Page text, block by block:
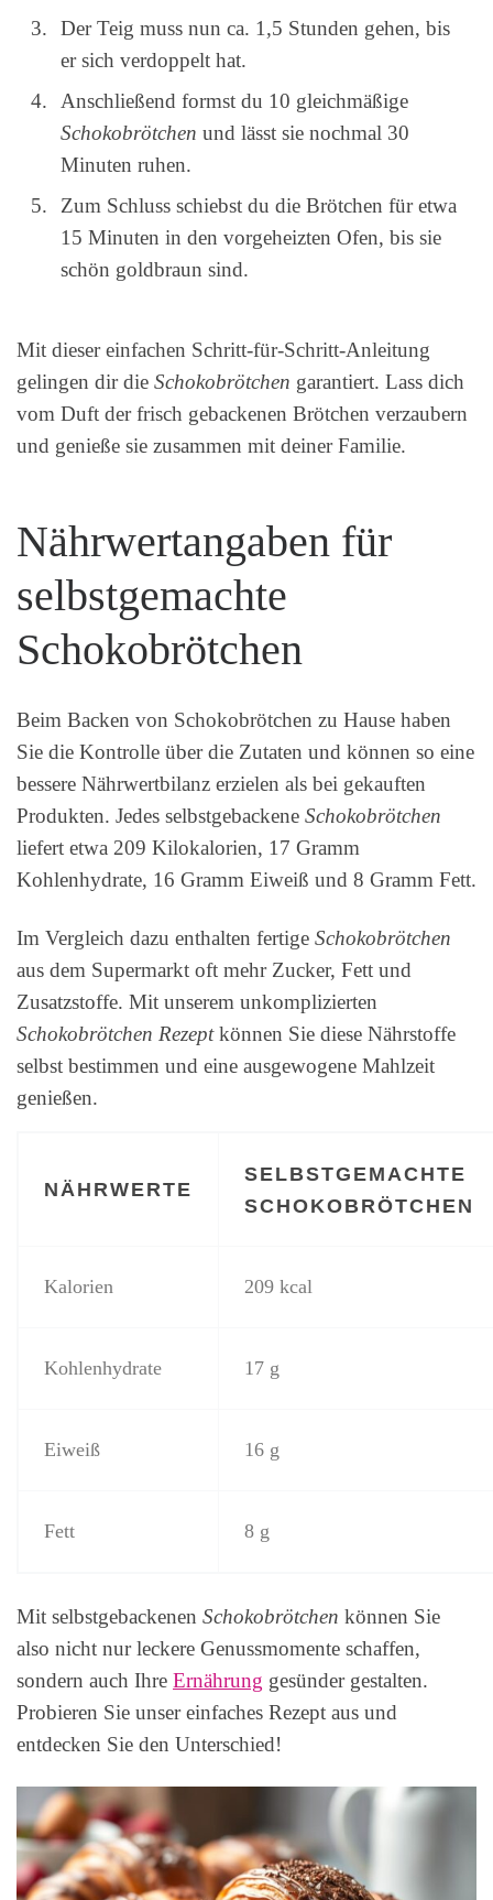
Der Teig muss nun ca. 1,5 Stunden gehen, bis
er sich verdoppelt hat.
Anschließend formst du 10 gleichmäßige
Schokobrötchen und lässt sie nochmal 30
Minuten ruhen.
Zum Schluss schiebst du die Brötchen für etwa
15 Minuten in den vorgeheizten Ofen, bis sie
schön goldbraun sind.
Mit dieser einfachen Schritt-für-Schritt-Anleitung
gelingen dir die Schokobrötchen garantiert. Lass dich
vom Duft der frisch gebackenen Brötchen verzaubern
und genieße sie zusammen mit deiner Familie.
Nährwertangaben für
selbstgemachte
Schokobrötchen
Beim Backen von Schokobrötchen zu Hause haben
Sie die Kontrolle über die Zutaten und können so eine
bessere Nährwertbilanz erzielen als bei gekauften
Produkten. Jedes selbstgebackene Schokobrötchen
liefert etwa 209 Kilokalorien, 17 Gramm
Kohlenhydrate, 16 Gramm Eiweiß und 8 Gramm Fett.
Im Vergleich dazu enthalten fertige Schokobrötchen
aus dem Supermarkt oft mehr Zucker, Fett und
Zusatzstoffe. Mit unserem unkomplizierten
Schokobrötchen Rezeptkönnen Sie diese Nährstoffe
selbst bestimmen und eine ausgewogene Mahlzeit
genießen.
NÄHRWERTE
SELBSTGEMACHTE
SCHOKOBRÖTCHEN
Kalorien 209 kcal
Kohlenhydrate 17 g
Eiweiß 16 g
Fett 8 g
Mit selbstgebackenen Schokobrötchen können Sie
also nicht nur leckere Genussmomente schaffen,
sondern auch Ihre Ernährung gesünder gestalten.
Probieren Sie unser einfaches Rezept aus und
entdecken Sie den Unterschied!